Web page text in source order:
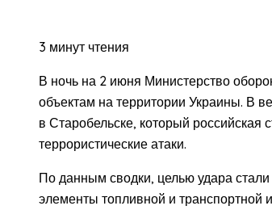
3 минут чтения
В ночь на 2 июня Министерство
объектам на территории Украины. В
в Старобельске, который российская
террористические атаки.
По данным сводки, целью удара
элементы топливной и транспортной